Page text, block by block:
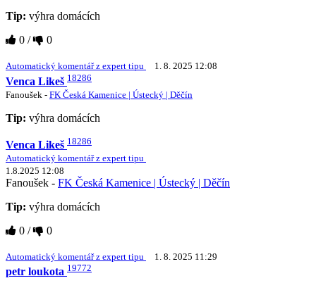
Tip: výhra domácích
0 / 0
Automatický komentář z expert tipu 1. 8. 2025 12:08
Venca Likeš 18286
Fanoušek - FK Česká Kamenice | Ústecký | Děčín
Tip: výhra domácích
Venca Likeš 18286
Automatický komentář z expert tipu
1.8.2025 12:08
Fanoušek - FK Česká Kamenice | Ústecký | Děčín
Tip: výhra domácích
0 / 0
Automatický komentář z expert tipu 1. 8. 2025 11:29
petr loukota 19772